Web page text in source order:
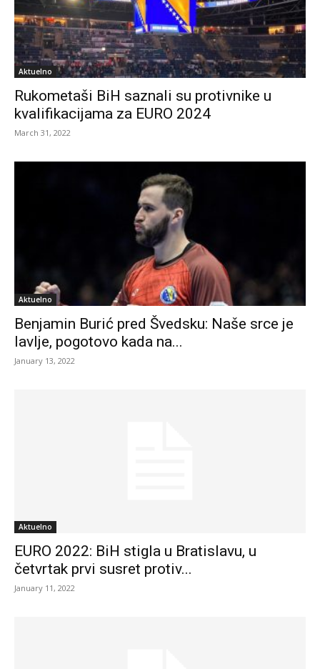
Aktuelno
Rukometaši BiH saznali su protivnike u
kvalifikacijama za EURO 2024
March 31, 2022
Aktuelno
Benjamin Burić pred Švedsku: Naše srce je
lavlje, pogotovo kada na...
January 13, 2022
Aktuelno
EURO 2022: BiH stigla u Bratislavu, u
četvrtak prvi susret protiv...
January 11, 2022